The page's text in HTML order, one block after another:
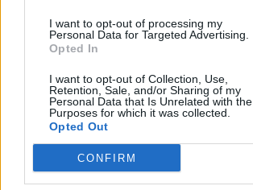
I want to opt-out of processing my
Personal Data for Targeted Advertising.
Opted In
I want to opt-out of Collection, Use,
Retention, Sale, and/or Sharing of my
Personal Data that Is Unrelated with the
Purposes for which it was collected.
Opted Out
CONFIRM
Tu Puntuación
Comentarios